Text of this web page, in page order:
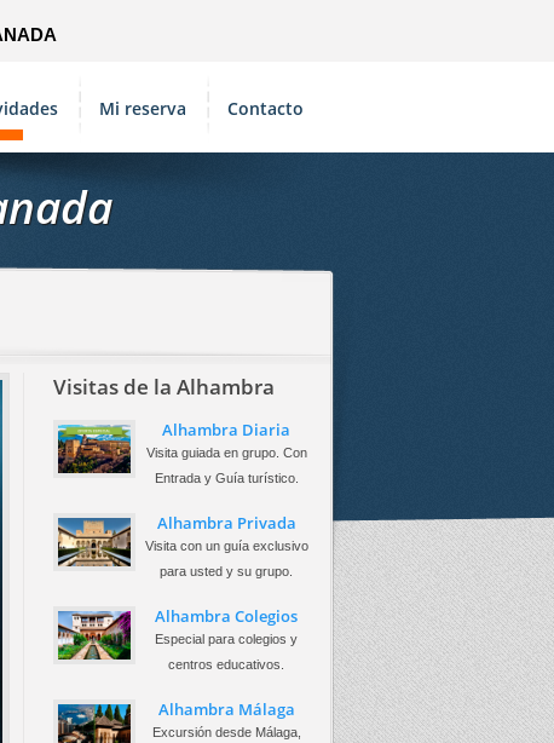
Mi reserva Contacto
Visitas de la Alhambra
Alhambra Diaria
Visita guiada en grupo. Con
Entrada y Guía turístico.
Alhambra Privada
Visita con un guía exclusivo
para usted y su grupo.
Alhambra Colegios
Especial para colegios y
centros educativos.
Alhambra Málaga
Excursión desde Málaga,